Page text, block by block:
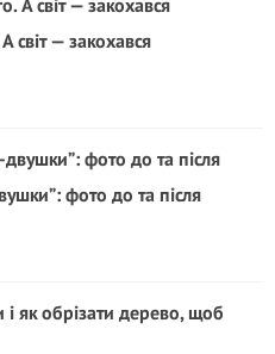
світ — закохався
фото до та після